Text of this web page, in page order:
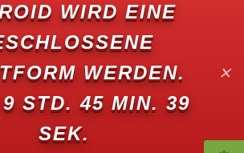
WIRD EINE
WERDEN.
STD. 45 MIN. 37
SEK.
✕